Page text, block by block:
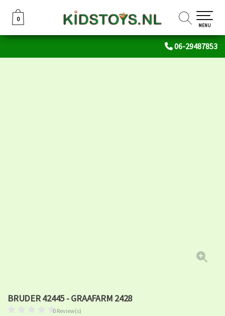
06-29487853
0
0
MENU
BRUDER 42445 - GRAAFARM 2428
0 Review(s)